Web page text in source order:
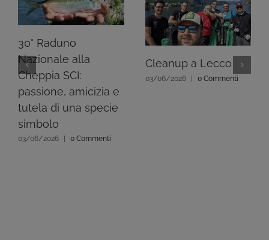
30° Raduno
Nazionale alla
Cheppia SCI:
passione, amicizia e
tutela di una specie
simbolo
03/06/2026 0 Commenti
Cleanup a Lecco
03/06/2026 | 0 Commenti